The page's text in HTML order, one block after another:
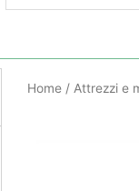
Home / Attrezzi e